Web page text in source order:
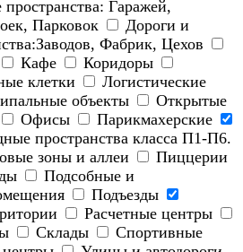
Гаражей,
Парковок
Дороги и
Фабрик, Цехов
Кафе
Коридоры
клетки
Логистические
объекты
Открытые
Офисы
Парикмахерские
пространства класса П1-П6.
зоны и аллеи
Пиццерии
Подсобные и
Подъезды
Расчетные центры
Склады
Спортивные